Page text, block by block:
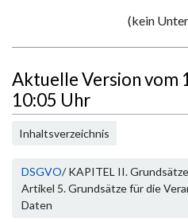
n
e
B
e
a
b
(kein
Aktuelle Version vom
10:05 Uhr
Inhaltsverzeichnis
DSGVO/ KAPITEL II.
Artikel 5. Grundsätze für die
Daten